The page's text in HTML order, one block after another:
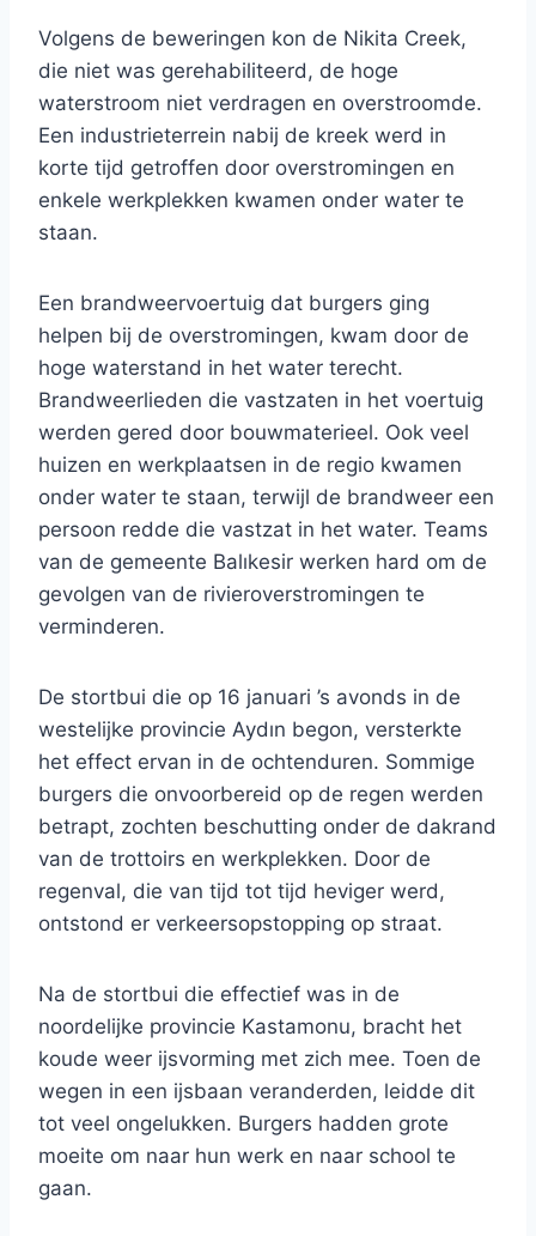
Volgens de beweringen kon de Nikita Creek,
die niet was gerehabiliteerd, de hoge
waterstroom niet verdragen en overstroomde.
Een industrieterrein nabij de kreek werd in
korte tijd getroffen door overstromingen en
enkele werkplekken kwamen onder water te
staan.
Een brandweervoertuig dat burgers ging
helpen bij de overstromingen, kwam door de
hoge waterstand in het water terecht.
Brandweerlieden die vastzaten in het voertuig
werden gered door bouwmaterieel. Ook veel
huizen en werkplaatsen in de regio kwamen
onder water te staan, terwijl de brandweer een
persoon redde die vastzat in het water. Teams
van de gemeente Balıkesir werken hard om de
gevolgen van de rivieroverstromingen te
verminderen.
De stortbui die op 16 januari ’s avonds in de
westelijke provincie Aydın begon, versterkte
het effect ervan in de ochtenduren. Sommige
burgers die onvoorbereid op de regen werden
betrapt, zochten beschutting onder de dakrand
van de trottoirs en werkplekken. Door de
regenval, die van tijd tot tijd heviger werd,
ontstond er verkeersopstopping op straat.
Na de stortbui die effectief was in de
noordelijke provincie Kastamonu, bracht het
koude weer ijsvorming met zich mee. Toen de
wegen in een ijsbaan veranderden, leidde dit
tot veel ongelukken. Burgers hadden grote
moeite om naar hun werk en naar school te
gaan.